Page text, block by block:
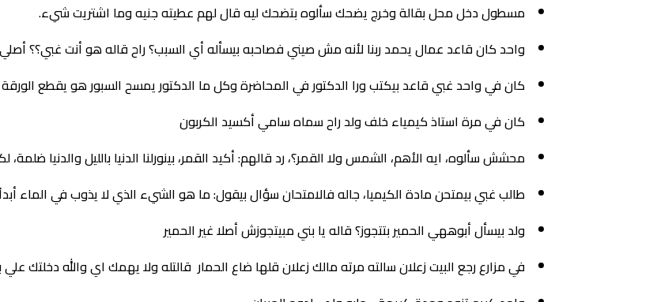
مسطول دخل محل بقالة وخرج يضحك سألوه بتضحك ليه قال لهم عطيته جنيه وما اشتريت شيء.
واحد كان قاعد عمال يحمد ربنا لأنه مش صيني فصاحبه بيسأله أي السبب؟ راح قاله هو أنت غبي؟؟
كان في واحد غبي قاعد بيكتب ورا الدكتور في المحاضرة وكل ما الدكتور يمسح السبور هو يقطع الورقة
كان في مرة استاذ كيمياء خلف ولد راح سماه سامي أكسيد الكربون
محشش سألوه، ايه الأهم، الشمس ولا القمر؟، رد قالهم: أكيد القمر، بينورلنا الدنيا بالليل والدنيا ضلمة،
طالب غبي بيمتحن مادة الكيميا، جاله فالامتحان سؤال بيقول: ما هو الشيء الذي لا يذوب في الماء
ولد بيسأل أبوههي الحمير بتتجوز؟ قاله يا بني مبيتجوزش أصلا غير الحمير
في مزارع رجع البيت زعلان سالته مرته مالك زعلان قلها ضاع الحمار قالتله ولا يهمك اي والله دخلتك علي بتسوى